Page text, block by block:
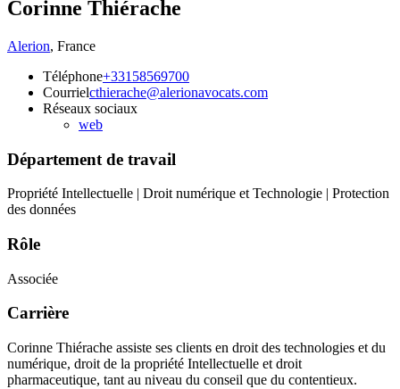
Corinne Thiérache
Alerion, France
Téléphone+33158569700
Courrielcthierache@alerionavocats.com
Réseaux sociaux
web
Département de travail
Propriété Intellectuelle | Droit numérique et Technologie | Protection
des données
Rôle
Associée
Carrière
Corinne Thiérache assiste ses clients en droit des technologies et du
numérique, droit de la propriété Intellectuelle et droit
pharmaceutique, tant au niveau du conseil que du contentieux.